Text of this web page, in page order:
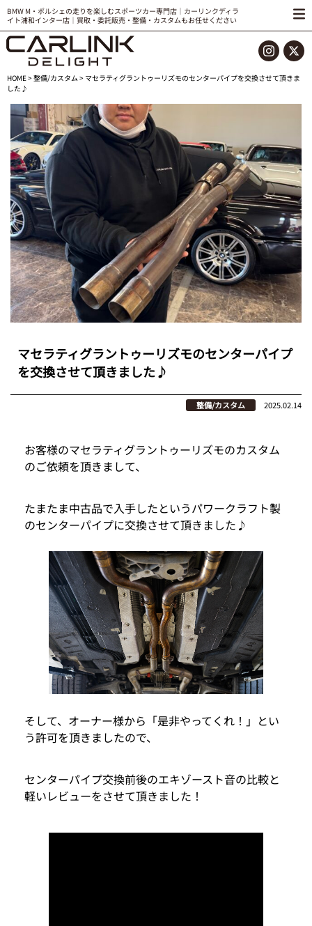
BMW M・ポルシェの走りを楽しむスポーツカー専門店｜カーリンクディラ
イト浦和インター店｜買取・委託販売・整備・カスタムもお任せください
HOME>整備/カスタム> マセラティグラントゥーリズモのセンターパイプを交換させて頂きま
した♪
マセラティグラントゥーリズモのセンターパイプ
を交換させて頂きました♪
整備/カスタム 2025.02.14
お客様のマセラティグラントゥーリズモのカスタム
のご依頼を頂きまして、
たまたま中古品で入手したというパワークラフト製
のセンターパイプに交換させて頂きました♪
そして、オーナー様から「是非やってくれ！」とい
う許可を頂きましたので、
センターパイプ交換前後のエキゾースト音の比較と
軽いレビューをさせて頂きました！